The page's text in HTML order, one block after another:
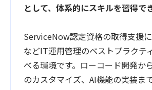
として、体系的にスキルを習得で
ServiceNow認定資格の取得支援
などIT運用管理のベストプラクテ
べる環境です。ローコード開発か
のカスタマイズ、AI機能の実装ま